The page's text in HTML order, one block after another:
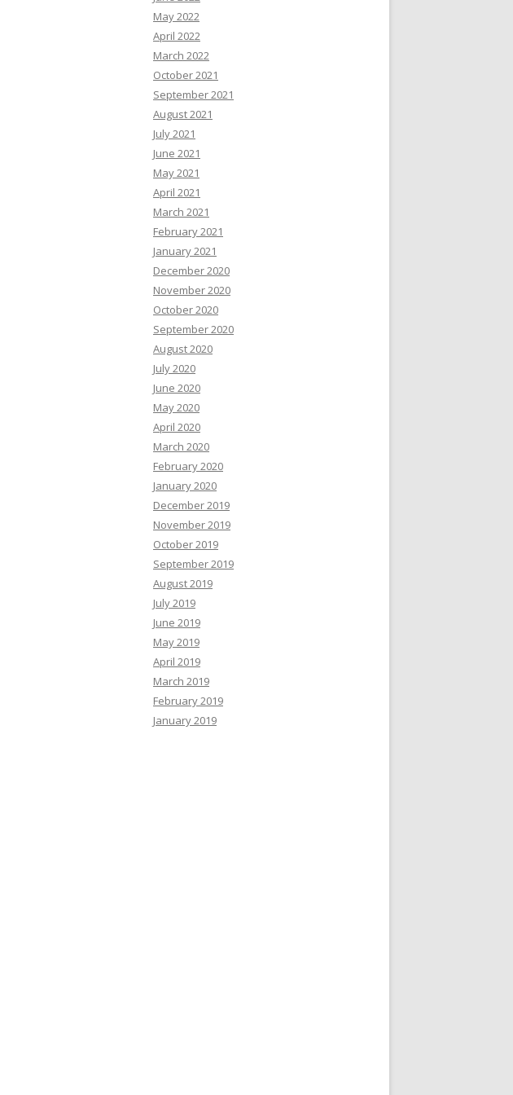
May 2022
April 2022
March 2022
October 2021
September 2021
August 2021
July 2021
June 2021
May 2021
April 2021
March 2021
February 2021
January 2021
December 2020
November 2020
October 2020
September 2020
August 2020
July 2020
June 2020
May 2020
April 2020
March 2020
February 2020
January 2020
December 2019
November 2019
October 2019
September 2019
August 2019
July 2019
June 2019
May 2019
April 2019
March 2019
February 2019
January 2019